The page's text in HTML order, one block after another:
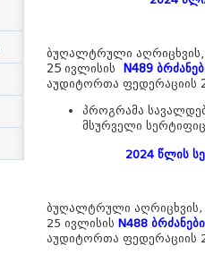
ბუღალტრული აღრიცხვის,
25 ივლისის N489
აუდიტორთა ფედერაციის
პროგრამა
მსურველი
2024 წლის
ბუღალტრული აღრიცხვის,
25 ივლისის N488
აუდიტორთა ფედერაციის